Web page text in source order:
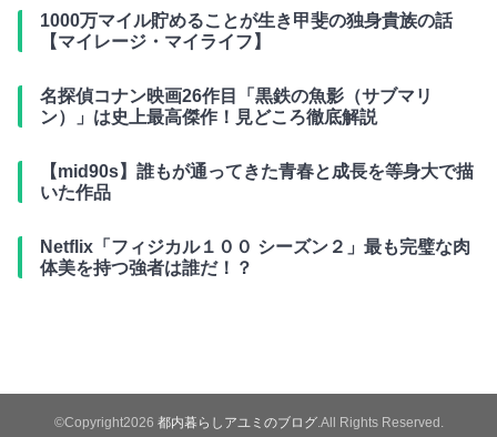
1000万マイル貯めることが生き甲斐の独身貴族の話
【マイレージ・マイライフ】
名探偵コナン映画26作目「黒鉄の魚影（サブマリ
ン）」は史上最高傑作！見どころ徹底解説
【mid90s】誰もが通ってきた青春と成長を等身大で描
いた作品
Netflix「フィジカル１００ シーズン２」最も完璧な肉
体美を持つ強者は誰だ！？
©Copyright2026 都内暮らしアユミのブログ.All Rights Reserved.